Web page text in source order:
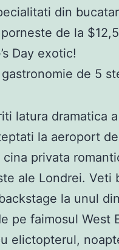
din
de la
Day exotic!
de 5
latura dramatica
la aeroport
privata
ale Londrei. Veti
la unul
pe faimosul West
elictopterul,